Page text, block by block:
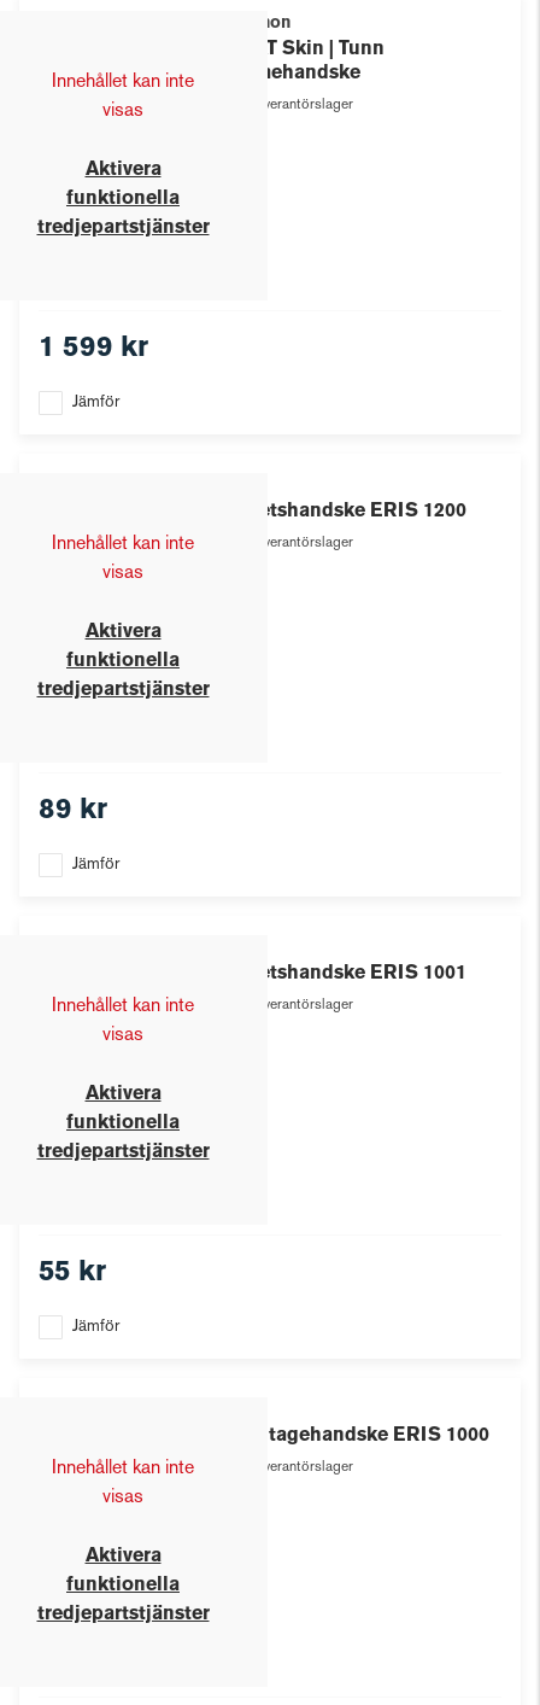
Innehållet kan inte
visas
Aktivera
funktionella
tredjepartstjänster
Avignon
HEAT Skin | Tunn
värmehandske
Leverantörslager
1 599 kr
Jämför
Innehållet kan inte
visas
Aktivera
funktionella
tredjepartstjänster
Arbetshandske ERIS 1200
Leverantörslager
89 kr
Jämför
Innehållet kan inte
visas
Aktivera
funktionella
tredjepartstjänster
Arbetshandske ERIS 1001
Leverantörslager
55 kr
Jämför
Innehållet kan inte
visas
Aktivera
funktionella
tredjepartstjänster
Montagehandske ERIS 1000
Leverantörslager